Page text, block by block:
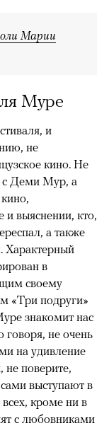
Марии
Муре
и
не
кино. Не
с Деми Мур, а
и выяснении, кто,
а также
Характерный
в
своему
«Три подруги»
знакомит нас
не очень
на удивление
поверите,
выступают в
кроме ни в
с любовниками